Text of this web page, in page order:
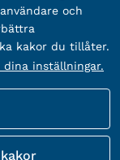
och
kakor du tillåter.
dina inställningar.